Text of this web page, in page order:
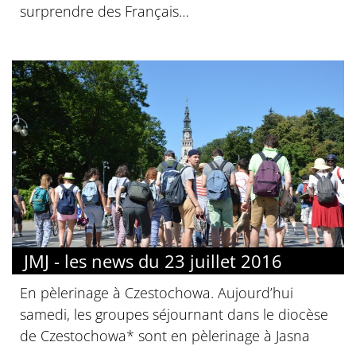
surprendre des Français…
JMJ - les news du 23 juillet 2016
En pèlerinage à Czestochowa. Aujourd’hui
samedi, les groupes séjournant dans le diocèse
de Czestochowa* sont en pèlerinage à Jasna